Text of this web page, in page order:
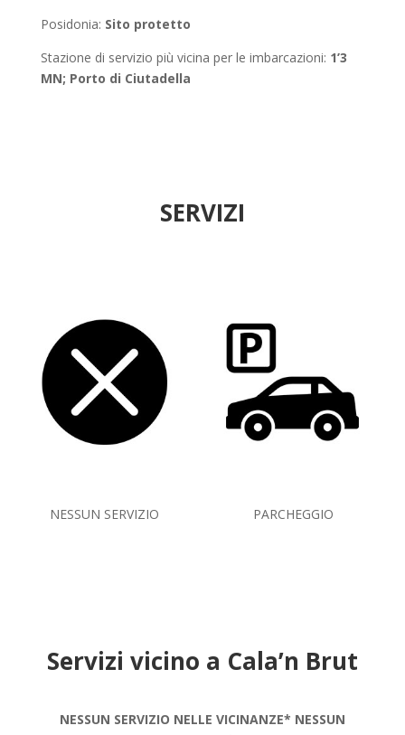
Posidonia: Sito protetto
Stazione di servizio più vicina per le imbarcazioni: 1’3
MN; Porto di Ciutadella
SERVIZI
NESSUN SERVIZIO PARCHEGGIO
Servizi vicino a Cala’n Brut
NESSUN SERVIZIO NELLE VICINANZE* NESSUN